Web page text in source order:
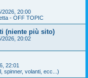
2026, 20:00
- OFF TOPIC
(niente più sito)
2026, 20:02
22:01
spinner, volanti, ecc...)